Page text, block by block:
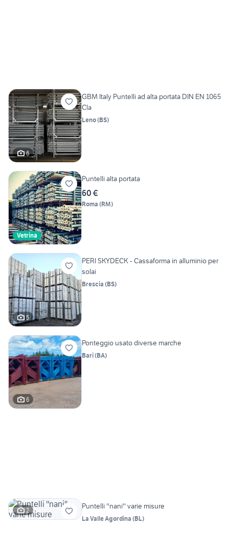
6
GBM Italy Puntelli ad alta portata DIN EN 1065
Cla
Leno(BS)
Vetrina
Puntelli alta portata
60 €
Roma (RM)
5
PERI SKYDECK - Cassaforma in alluminio per
solai
Brescia (BS)
6
Ponteggio usato diverse marche
Bari(BA)
2 Puntelli ''nani'' varie misure
La Valle Agordina (BL)